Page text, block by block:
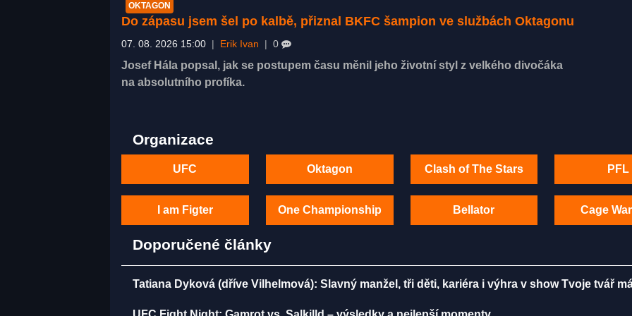
OKTAGON
Do zápasu jsem šel po kalbě, přiznal BKFC šampion ve službách Oktagonu
07. 08. 2026 15:00 | Erik Ivan | 0
Josef Hála popsal, jak se postupem času měnil jeho životní styl z velkého divočáka
na absolutního profíka.
Organizace
UFC Oktagon Clash of The Stars PFL
I am Figter One Championship Bellator Cage
Doporučené články
Tatiana Dyková (dříve Vilhelmová): Slavný manžel, tři děti, kariéra i výhra v show Tvoje tvář